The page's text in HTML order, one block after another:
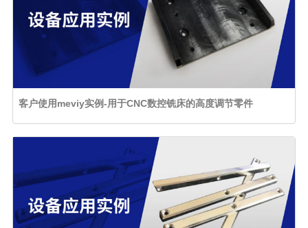
客户使用meviy实例-用于CNC数控铣床的高度调节零件